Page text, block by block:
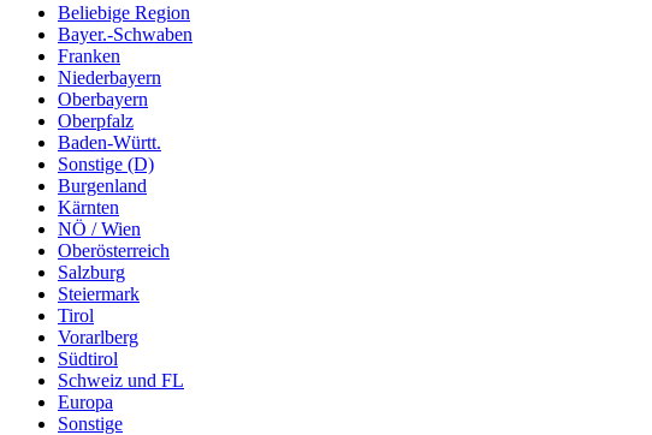
Beliebige Region
Bayer.-Schwaben
Franken
Niederbayern
Oberbayern
Oberpfalz
Baden-Württ.
Sonstige (D)
Burgenland
Kärnten
NÖ / Wien
Oberösterreich
Salzburg
Steiermark
Tirol
Vorarlberg
Südtirol
Schweiz und FL
Europa
Sonstige